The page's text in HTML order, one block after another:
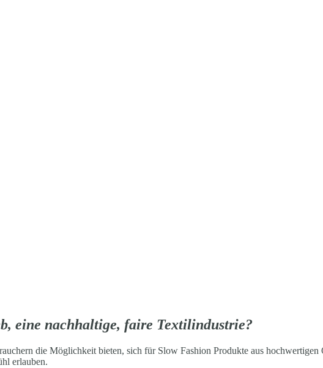
eine nachhaltige, faire Textilindustrie?
die Möglichkeit bieten, sich für Slow Fashion Produkte aus
erlauben.